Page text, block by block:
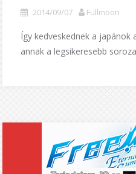
2014/09/07 Fullmoon
Így kedveskednek a
annak a legsikeresebb